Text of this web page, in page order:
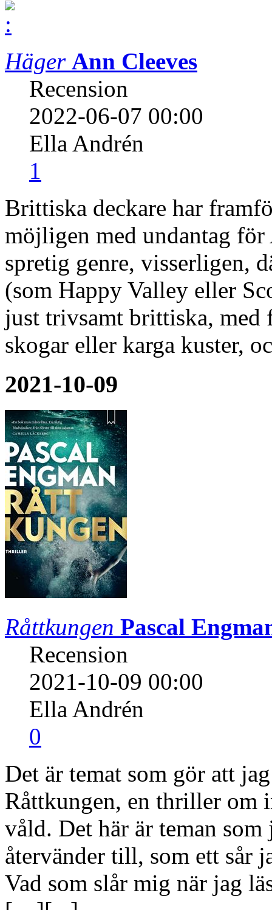
Häger Ann Cleeves
Recension
2022-06-07 00:00
Ella Andrén
1
Brittiska deckare har
möjligen med undantag
spretig genre, visserligen,
(som Happy Valley eller
just trivsamt brittiska, med
skogar eller karga kuster,
2021-10-09
Råttkungen Pascal
Recension
2021-10-09 00:00
Ella Andrén
0
Det är temat som gör att
Råttkungen, en thriller om
våld. Det här är teman
återvänder till, som ett sår
Vad som slår mig när jag